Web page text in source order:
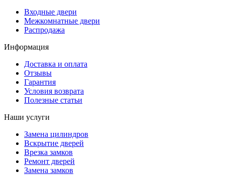
Входные двери
Межкомнатные двери
Распродажа
Информация
Доставка и оплата
Отзывы
Гарантия
Условия возврата
Полезные статьи
Наши услуги
Замена цилиндров
Вскрытие дверей
Врезка замков
Ремонт дверей
Замена замков